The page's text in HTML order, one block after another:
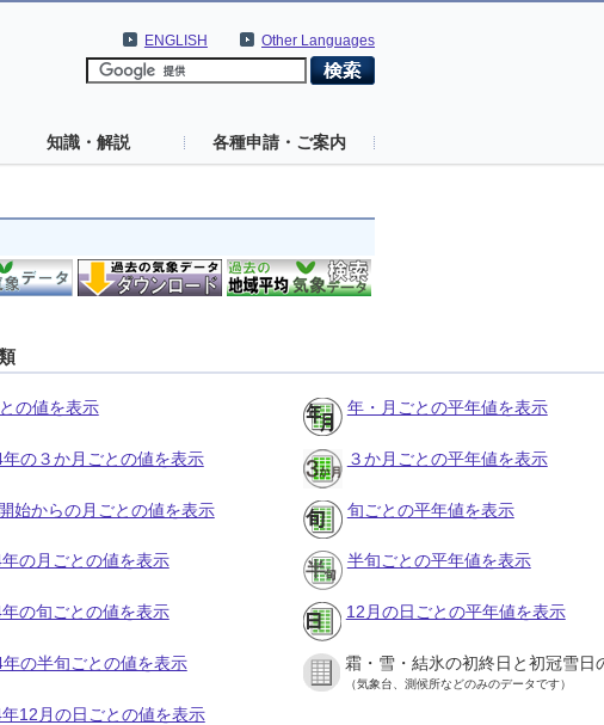
Other Languages
ENGLISH
知識・解説 各種申請・ご案内
の値を表示 年・月ごとの平年値を表示
年の３か月ごとの値を表示 ３か月ごとの平年値を表示
始からの月ごとの値を表示 旬ごとの平年値を表示
の月ごとの値を表示 半旬ごとの平年値を表示
の旬ごとの値を表示 12月の日ごとの平年値を表示
年の半旬ごとの値を表示 霜・雪・結氷の初終日と初冠雪日
（気象台、測候所などのみのデータです）
12月の日ごとの値を表示